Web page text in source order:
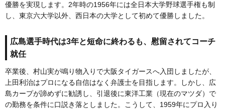
優勝を実現します。2年時の1956年には全日本大学野球選手権も制
し、東京六大学以外、西日本の大学として初めて優勝しました。
広島選手時代は3年と短命に終わるも、慰留されてコーチ
就任
卒業後、村山実が鳴り物入りで大阪タイガースへ入団しましたが、
上田利治はプロになる自信はなく弁護士を目指します。しかし、広
島カープが諦めずに勧誘し、引退後に東洋工業（現在のマツダ）で
の勤務を条件に口説き落としました。こうして、1959年にプロ入り